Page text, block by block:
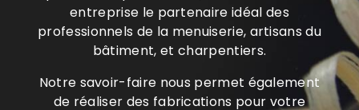
entreprise le partenaire idéal des
professionnels de la menuiserie, artisans du
bâtiment, et charpentiers.
Notre savoir-faire nous permet également
de réaliser des fabrications pour votre